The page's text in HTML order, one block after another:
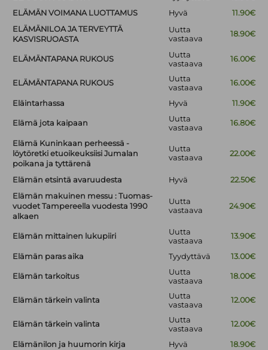
ELÄMÄN VOIMANA LUOTTAMUS
Hyvä
11.90€
ELÄMÄNILOA JA TERVEYTTÄ
KASVISRUOASTA
Uutta
vastaava
18.90€
ELÄMÄNTAPANA RUKOUS
Uutta
vastaava
16.00€
ELÄMÄNTAPANA RUKOUS
Uutta
vastaava
16.00€
Eläintarhassa Hyvä 11.90€
Elämä jota kaipaan
Uutta
vastaava
16.80€
Elämä Kuninkaan perheessä -
löytöretki etuoikeuksiisi Jumalan
poikana ja tyttärenä
Uutta
vastaava
22.00€
Elämän etsintä avaruudesta Hyvä
22.50€
Elämän makuinen messu : Tuomas-
vuodet Tampereella vuodesta 1990
alkaen
Uutta
vastaava
24.90€
Elämän mittainen lukupiiri
Uutta
vastaava
13.90€
Elämän paras aika Tyydyttävä 13.00€
Elämän tarkoitus
Uutta
vastaava
18.00€
Elämän tärkein valinta
Uutta
vastaava
12.00€
Elämän tärkein valinta
Uutta
vastaava
12.00€
Elämänilon ja huumorin kirja Hyvä 18.90€